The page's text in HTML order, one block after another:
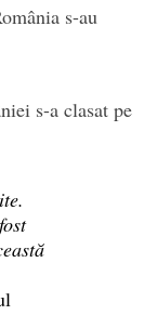
s-au
s-a clasat pe